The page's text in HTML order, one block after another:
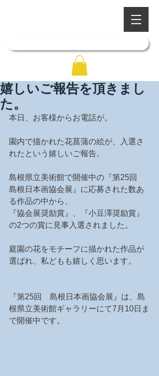
嬉しいご報告を頂きまし
た。
本日、お客様からお電話が。
園内で描かれた花菖蒲の絵が、入選さ
れたという嬉しいご報告。
島根県立美術館で開催中の『第25回
島根日本画協会展』に応募された数あ
る作品の中から、
『協会展奨励賞』、『小豆澤奨励賞』
の2つの賞に見事入選されました。
庭園の花をモチーフに描かれた作品が
選ばれ、私どもも嬉しく思います。
『第25回　島根日本画協会展』は、島
根県立美術館ギャラリーにて7月10日ま
で開催中です。